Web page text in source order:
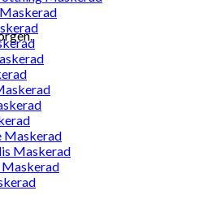
Maskerad
Maskerad